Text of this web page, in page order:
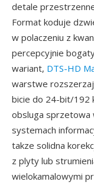
detale
Format koduje
w polaczeniu z
percepcyjnie
wariant, DTS-HD
warstwe
bicie do 24-bit/192
obsluga sprzetowa
systemach
takze solidna
z plyty lub
wielokamalowymi